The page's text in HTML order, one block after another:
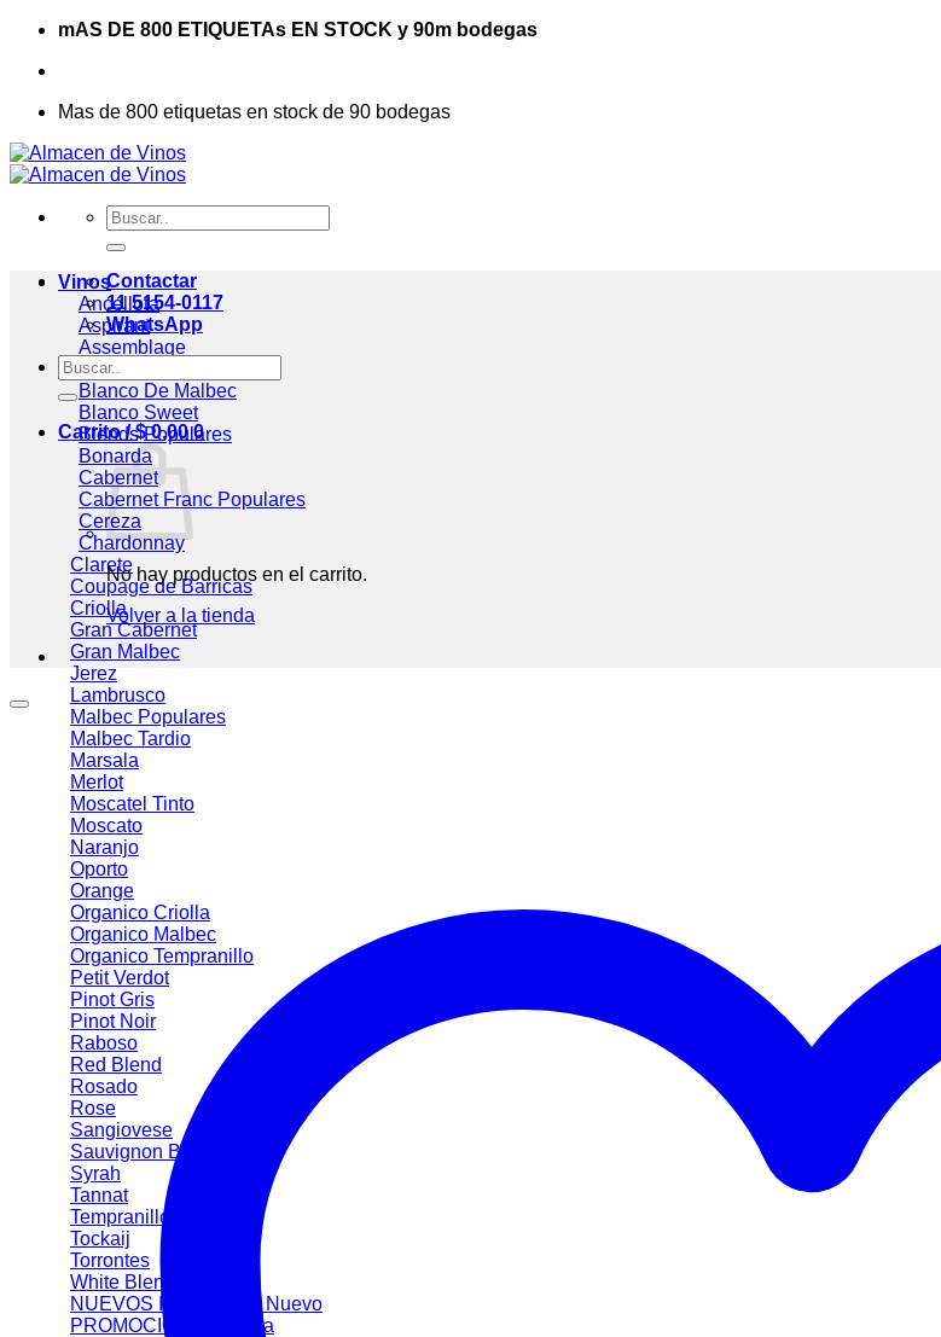
Saltar
contenido
mAS DE 800 ETIQUETAs EN STOCK y 90m bodegas
Mas de 800 etiquetas en stock de 90 bodegas
Buscar
por:
Vinos
Ancellota
Aspirant
Assemblage
Blanc De Blancs
Blanco De Malbec
Blanco Sweet
Blends
Bonarda
Cabernet
Cabernet Franc
Cereza
Chardonnay
Clarete
Coupage de Barricas
Criolla
Gran Cabernet
Gran Malbec
Jerez
Lambrusco
Malbec
Malbec Tardio
Marsala
Merlot
Moscatel Tinto
Moscato
Naranjo
Oporto
Orange
Organico Criolla
Organico Malbec
Organico Tempranillo
Petit Verdot
Pinot Gris
Pinot Noir
Raboso
Red Blend
Rosado
Rose
Sangiovese
Sauvignon Blanc
Syrah
Tannat
Tempranillo
Tockaij
Torrontes
White Blend
NUEVOS INGRESOS
PROMOCIONES
Contactar
11 5154-0117
WhatsApp
Buscar
por:
Carrito /$0,00 0
No hay productos en el carrito.
Volver a la tienda